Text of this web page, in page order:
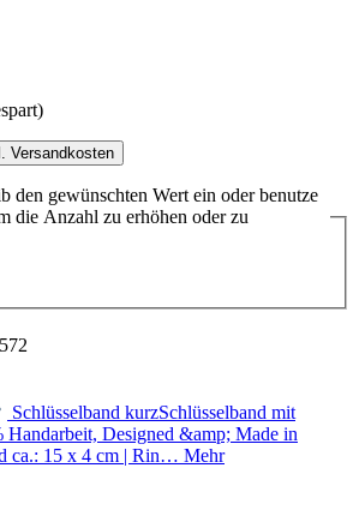
Versandkosten
den gewünschten Wert ein oder benutze
die Anzahl zu erhöhen oder zu
Schlüsselband kurzSchlüsselband mit
Handarbeit, Designed &amp; Made in
ca.: 15 x 4 cm | Rin… Mehr